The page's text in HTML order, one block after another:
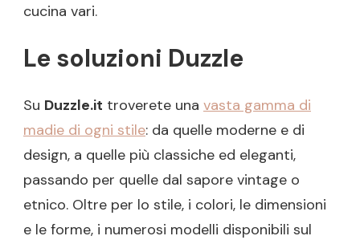
cucina vari.
Le soluzioni Duzzle
Su Duzzle.it troverete una vasta gamma di
madie di ogni stile: da quelle moderne e di
design, a quelle più classiche ed eleganti,
passando per quelle dal sapore vintage o
etnico. Oltre per lo stile, i colori, le dimensioni
e le forme, i numerosi modelli disponibili sul